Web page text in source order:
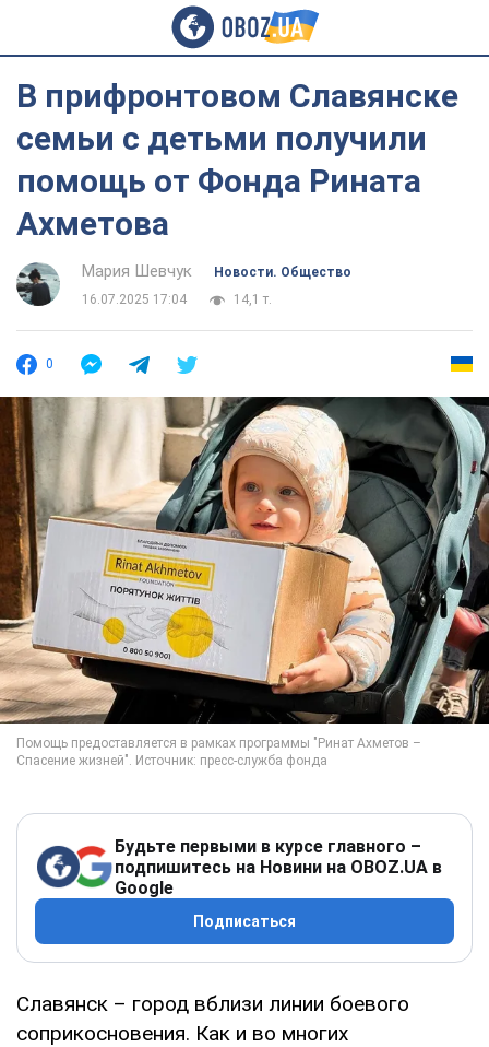
В прифронтовом Славянске
семьи с детьми получили
помощь от Фонда Рината
Ахметова
Мария Шевчук
Новости. Общество
16.07.2025 17:04
14,1 т.
0
Будьте первыми в курсе главного –
подпишитесь на Новини на OBOZ.UA в
Google
Подписаться
Славянск – город вблизи линии боевого
соприкосновения. Как и во многих